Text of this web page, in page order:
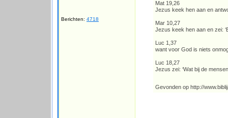
Berichten: 4718
Mat 19,26
Jezus keek hen aan en
Mar 10,27
Jezus keek hen aan en zei:
Luc 1,37
want voor God is niets
Luc 18,27
Jezus zei: ‘Wat bij de
Gevonden op http://